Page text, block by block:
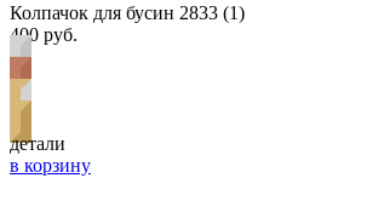
Колпачок для бусин 2833 (1)
400 руб.
детали
в корзину